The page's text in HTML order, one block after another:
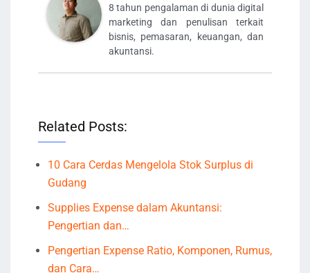
8 tahun pengalaman di dunia digital
marketing dan penulisan terkait
bisnis, pemasaran, keuangan, dan
akuntansi.
Related Posts:
10 Cara Cerdas Mengelola Stok Surplus di
Gudang
Supplies Expense dalam Akuntansi:
Pengertian dan…
Pengertian Expense Ratio, Komponen, Rumus,
dan Cara…